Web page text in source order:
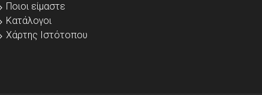
Ποιοι είμαστε
Κατάλογοι
Χάρτης Ιστότοπου